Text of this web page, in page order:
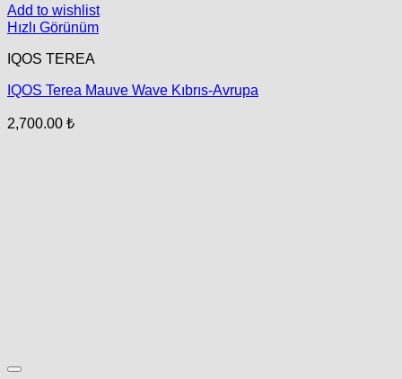
Add to wishlist
Hızlı Görünüm
IQOS TEREA
IQOS Terea Mauve Wave Kıbrıs-Avrupa
2,700.00 ₺